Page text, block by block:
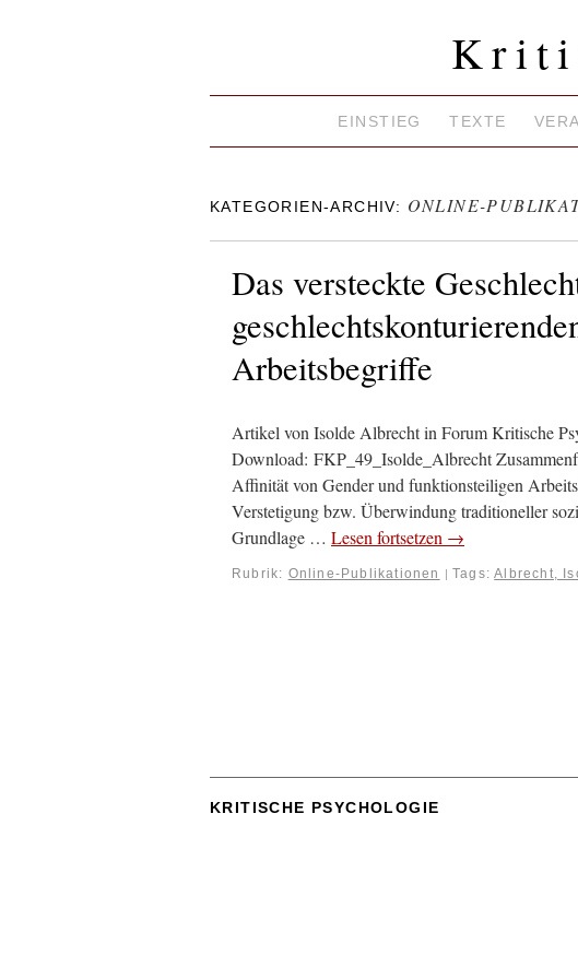
EINSTIEG TEXTE
KATEGORIEN-ARCHIV: ONLINE-
Das versteckte
Arbeitsbegriffe
Artikel von Isolde Albrecht in Forum Kritische
Download: FKP_49_Isolde_Albrecht
Affinität von Gender und funktionsteiligen
Verstetigung bzw. Überwindung traditioneller
Grundlage … Lesen fortsetzen →
Rubrik: Online-Publikationen | Tags:Albrecht,
KRITISCHE PSYCHOLOGIE